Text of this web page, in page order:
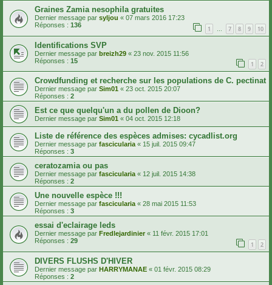
Graines Zamia nesophila gratuites
Dernier message par syljou « 07 mars 2016 17:23
Réponses : 136 1 … 7 8 9 10
Identifications SVP
Dernier message par breizh29 « 23 nov. 2015 11:56
Réponses : 15 1 2
Crowdfunding et recherche sur les populations de C. pectinat
Dernier message par Sim01 « 23 oct. 2015 20:07
Réponses : 2
Est ce que quelqu'un a du pollen de Dioon?
Dernier message par Sim01 « 04 oct. 2015 12:18
Liste de référence des espèces admises: cycadlist.org
Dernier message par fascicularia « 15 juil. 2015 09:47
Réponses : 3
ceratozamia ou pas
Dernier message par fascicularia « 12 juil. 2015 14:38
Réponses : 2
Une nouvelle espèce !!!
Dernier message par fascicularia « 28 mai 2015 11:53
Réponses : 3
essai d'eclairage leds
Dernier message par Fredlejardinier « 11 févr. 2015 17:01
Réponses : 29 1 2
DIVERS FLUSHS D'HIVER
Dernier message par HARRYMANAE « 01 févr. 2015 08:29
Réponses : 2